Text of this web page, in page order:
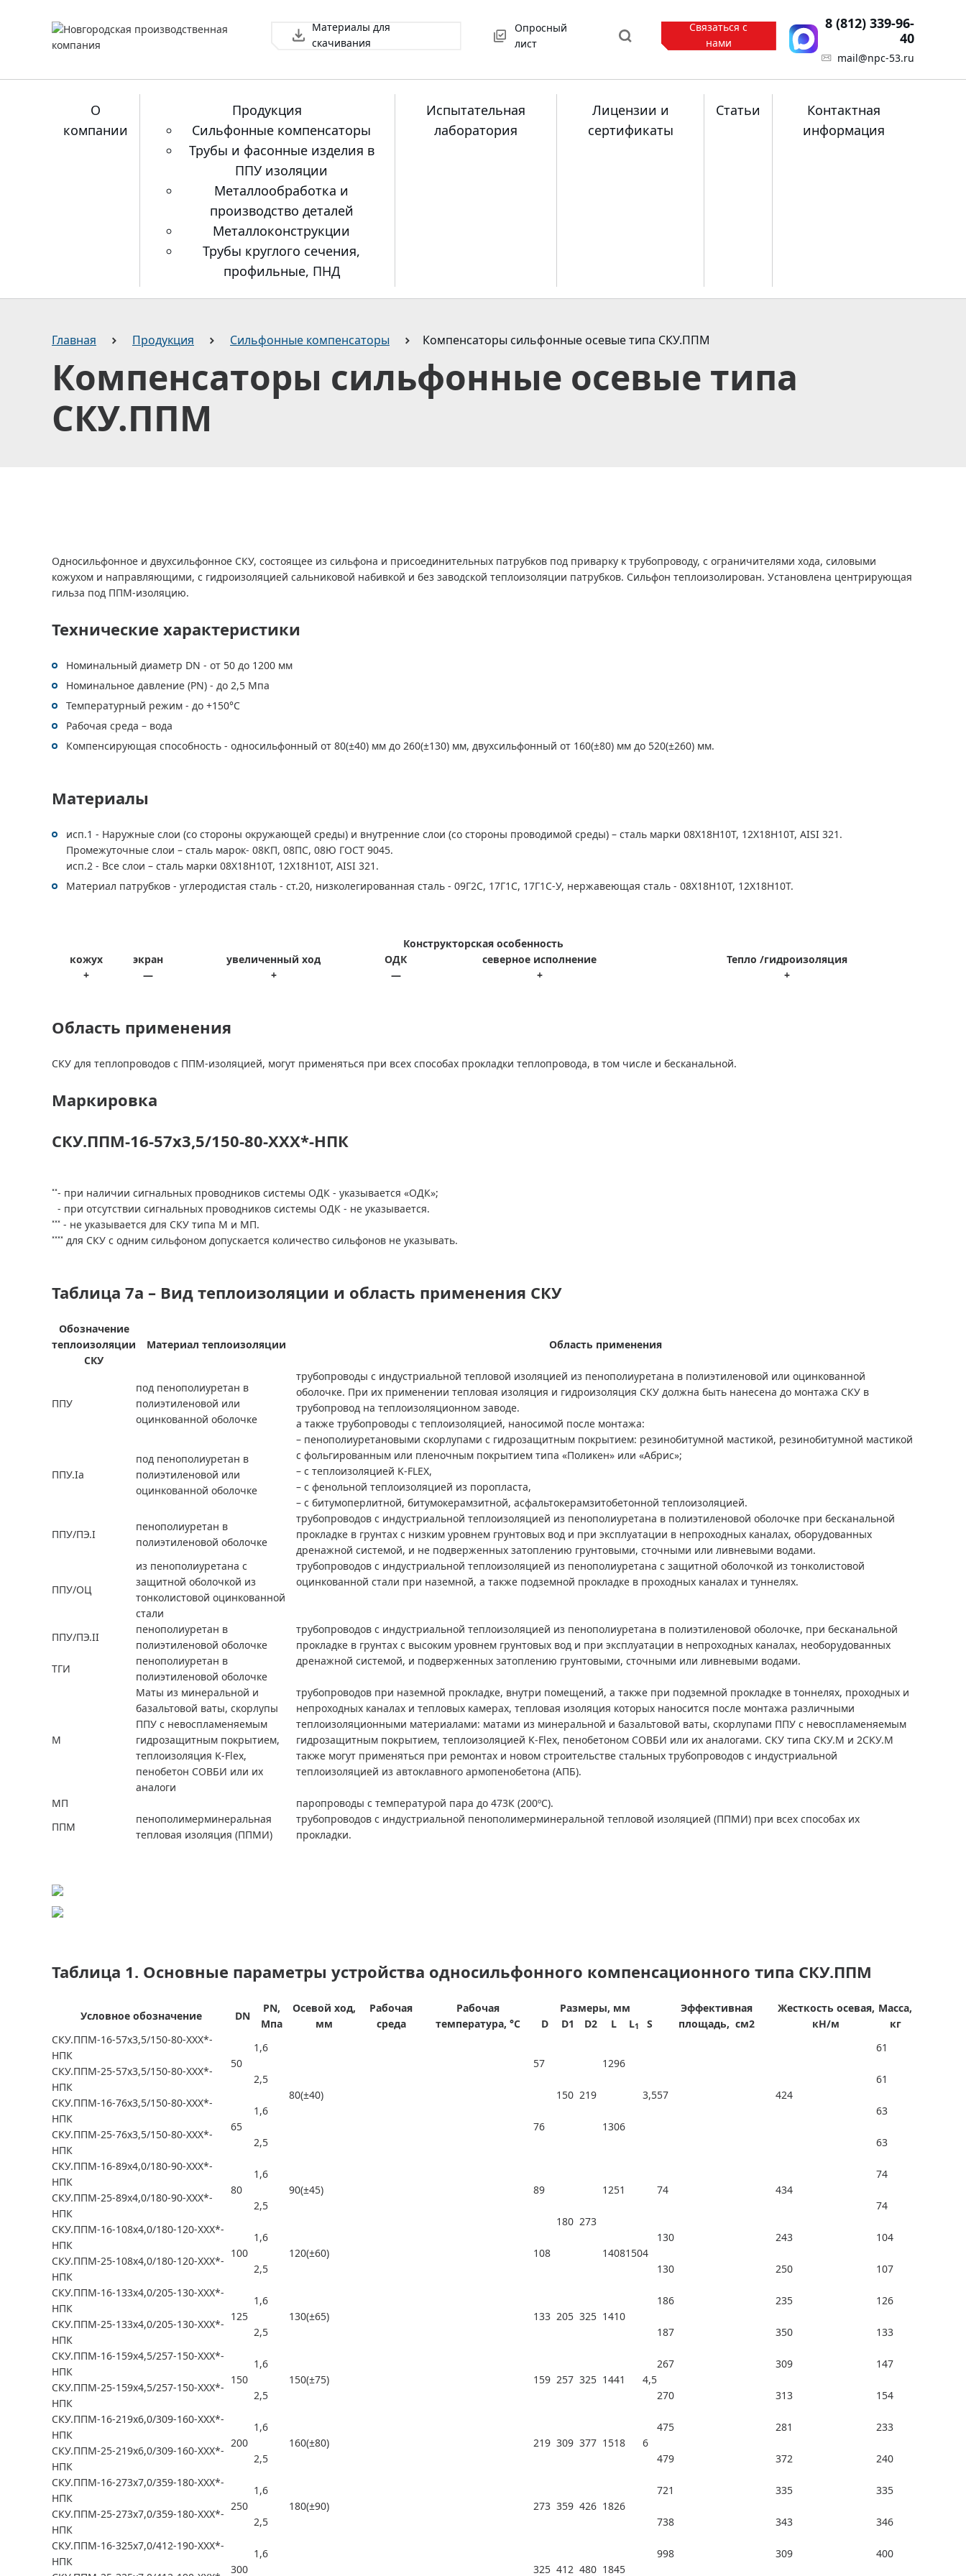
Материалы для
скачивания
Опросный
лист
Поиск
Связаться с
нами
8 (812) 339-96-
40
mail@npc-53.ru
О
компании
Продукция
Сильфонные компенсаторы
Трубы и фасонные изделия в
ППУ изоляции
Металлообработка и
производство деталей
Металлоконструкции
Трубы круглого сечения,
профильные, ПНД
Испытательная
лаборатория
Лицензии и
сертификаты
Статьи
Контактная
информация
Главная Продукция Сильфонные компенсаторы Компенсаторы сильфонные осевые типа СКУ.ППМ
Компенсаторы сильфонные осевые типа
СКУ.ППМ
Односильфонное и двухсильфонное СКУ, состоящее из сильфона и присоединительных патрубков под приварку к трубопроводу, с ограничителями хода, силовыми
кожухом и направляющими, с гидроизоляцией сальниковой набивкой и без заводской теплоизоляции патрубков. Сильфон теплоизолирован. Установлена центрирующая
гильза под ППМ-изоляцию.
Технические характеристики
Номинальный диаметр DN - от 50 до 1200 мм
Номинальное давление (PN) - до 2,5 Мпа
Температурный режим - до +150°С
Рабочая среда – вода
Компенсирующая способность - односильфонный от 80(±40) мм до 260(±130) мм, двухсильфонный от 160(±80) мм до 520(±260) мм.
Материалы
исп.1 - Наружные слои (со стороны окружающей среды) и внутренние слои (со стороны проводимой среды) – сталь марки 08Х18Н10Т, 12Х18Н10Т, AISI 321.
Промежуточные слои – сталь марок- 08КП, 08ПС, 08Ю ГОСТ 9045.
исп.2 - Все слои – сталь марки 08Х18Н10Т, 12Х18Н10Т, AISI 321.
Материал патрубков - углеродистая сталь - ст.20, низколегированная сталь - 09Г2С, 17Г1С, 17Г1С-У, нержавеющая сталь - 08Х18Н10Т, 12Х18Н10Т.
Конструкторская особенность
кожух
экран увеличенный ход ОДК северное исполнение Тепло /гидроизоляция
+
— + — + +
Область применения
СКУ для теплопроводов с ППМ-изоляцией, могут применяться при всех способах прокладки теплопровода, в том числе и бесканальной.
Маркировка
СКУ.ППМ-16-57х3,5/150-80-ХХХ*-НПК
˟˟- при наличии сигнальных проводников системы ОДК - указывается «ОДК»;
- при отсутствии сигнальных проводников системы ОДК - не указывается.
˟˟˟ - не указывается для СКУ типа М и МП.
˟˟˟˟ для СКУ с одним сильфоном допускается количество сильфонов не указывать.
Таблица 7а – Вид теплоизоляции и область применения СКУ
Обозначение
теплоизоляции
СКУ
Материал теплоизоляции Область применения
ППУ
под пенополиуретан в
полиэтиленовой или
оцинкованной оболочке
трубопроводы с индустриальной тепловой изоляцией из пенополиуретана в полиэтиленовой или оцинкованной
оболочке. При их применении тепловая изоляция и гидроизоляция СКУ должна быть нанесена до монтажа СКУ в
трубопровод на теплоизоляционном заводе.
а также трубопроводы с теплоизоляцией, наносимой после монтажа:
– пенополиуретановыми скорлупами с гидрозащитным покрытием: резинобитумной мастикой, резинобитумной мастикой
с фольгированным или пленочным покрытием типа «Поликен» или «Абрис»;
– с теплоизоляцией K-FLEX,
– с фенольной теплоизоляцией из поропласта,
– с битумоперлитной, битумокерамзитной, асфальтокерамзитобетонной теплоизоляцией.
ППУ.Ia
под пенополиуретан в
полиэтиленовой или
оцинкованной оболочке
ППУ/ПЭ.I
пенополиуретан в
полиэтиленовой оболочке
трубопроводов с индустриальной теплоизоляцией из пенополиуретана в полиэтиленовой оболочке при бесканальной
прокладке в грунтах с низким уровнем грунтовых вод и при эксплуатации в непроходных каналах, оборудованных
дренажной системой, и не подверженных затоплению грунтовыми, сточными или ливневыми водами.
ППУ/ОЦ
из пенополиуретана с
защитной оболочкой из
тонколистовой оцинкованной
стали
трубопроводов с индустриальной теплоизоляцией из пенополиуретана с защитной оболочкой из тонколистовой
оцинкованной стали при наземной, а также подземной прокладке в проходных каналах и туннелях.
ППУ/ПЭ.II
пенополиуретан в
полиэтиленовой оболочке
трубопроводов с индустриальной теплоизоляцией из пенополиуретана в полиэтиленовой оболочке, при бесканальной
прокладке в грунтах с высоким уровнем грунтовых вод и при эксплуатации в непроходных каналах, необорудованных
дренажной системой, и подверженных затоплению грунтовыми, сточными или ливневыми водами.
ТГИ
пенополиуретан в
полиэтиленовой оболочке
М
Маты из минеральной и
базальтовой ваты, скорлупы
ППУ с невоспламеняемым
гидрозащитным покрытием,
теплоизоляция K-Flex,
пенобетон СОВБИ или их
аналоги
трубопроводов при наземной прокладке, внутри помещений, а также при подземной прокладке в тоннелях, проходных и
непроходных каналах и тепловых камерах, тепловая изоляция которых наносится после монтажа различными
теплоизоляционными материалами: матами из минеральной и базальтовой ваты, скорлупами ППУ с невоспламеняемым
гидрозащитным покрытием, теплоизоляцией K-Flex, пенобетоном СОВБИ или их аналогами. СКУ типа СКУ.М и 2СКУ.М
также могут применяться при ремонтах и новом строительстве стальных трубопроводов с индустриальной
теплоизоляцией из автоклавного армопенобетона (АПБ).
МП
паропроводы с температурой пара до 473К (200ºС).
ППМ
пенополимерминеральная
тепловая изоляция (ППМИ)
трубопроводов с индустриальной пенополимерминеральной тепловой изоляцией (ППМИ) при всех способах их
прокладки.
Таблица 1. Основные параметры устройства односильфонного компенсационного типа СКУ.ППМ
Условное обозначение DN
PN,
Мпа
Осевой ход,
мм
Рабочая
среда
Рабочая
температура, °С
Размеры, мм
Эффективная
площадь, см2
Жесткость осевая,
кН/м
Масса,
кг
D D1 D2 L L1
S
СКУ.ППМ-16-57х3,5/150-80-ХХХ*-
НПК
50
1,6
80(±40)
57
150 219
1296
150
3,557 424
61
СКУ.ППМ-25-57х3,5/150-80-ХХХ*-
НПК
2,5
61
СКУ.ППМ-16-76х3,5/150-80-ХХХ*-
НПК
65
1,6
76
1306
63
СКУ.ППМ-25-76х3,5/150-80-ХХХ*-
НПК
2,5
63
СКУ.ППМ-16-89х4,0/180-90-ХХХ*-
НПК
80
1,6
90(±45)
89
180 273
1251
4
74 434
74
СКУ.ППМ-25-89х4,0/180-90-ХХХ*-
НПК
2,5
74
СКУ.ППМ-16-108х4,0/180-120-ХХХ*-
НПК
100
1,6
120(±60)
108 1408
130 243
104
СКУ.ППМ-25-108х4,0/180-120-ХХХ*-
НПК
2,5 130 250
107
СКУ.ППМ-16-133х4,0/205-130-ХХХ*-
НПК
125
1,6
130(±65)
133 205 325 1410
186 235
126
СКУ.ППМ-25-133х4,0/205-130-ХХХ*-
НПК
2,5 187 350
133
СКУ.ППМ-16-159х4,5/257-150-ХХХ*-
НПК
150
1,6
150(±75)
159 257 325 1441 4,5
267 309
147
СКУ.ППМ-25-159х4,5/257-150-ХХХ*-
НПК
2,5 270 313
154
СКУ.ППМ-16-219х6,0/309-160-ХХХ*-
НПК
200
1,6
160(±80)
219 309 377 1518 6
475 281
233
СКУ.ППМ-25-219х6,0/309-160-ХХХ*-
НПК
2,5 479 372
240
СКУ.ППМ-16-273х7,0/359-180-ХХХ*-
НПК
250
1,6
180(±90)
273 359 426 1826
721 335
335
СКУ.ППМ-25-273х7,0/359-180-ХХХ*-
НПК
2,5 738 343
346
СКУ.ППМ-16-325х7,0/412-190-ХХХ*-
НПК
300
1,6
325 412 480 1845
998 309
400